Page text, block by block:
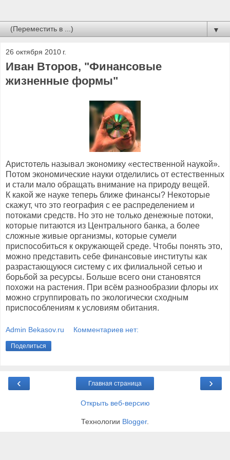
▼
26 октября 2010 г.
Иван Второв, "Финансовые
жизненные формы"
Аристотель называл экономику «естественной наукой».
Потом экономические науки отделились от естественных
и стали мало обращать внимание на природу вещей.
К какой же науке теперь ближе финансы? Некоторые
скажут, что это география с ее распределением и
потоками средств. Но это не только денежные потоки,
которые питаются из Центрального банка, а более
сложные живые организмы, которые сумели
приспособиться к окружающей среде. Чтобы понять это,
можно представить себе финансовые институты как
разрастающуюся систему с их филиальной сетью и
борьбой за ресурсы. Больше всего они становятся
похожи на растения. При всём разнообразии флоры их
можно сгруппировать по экологически сходным
приспособлениям к условиям обитания.
Admin Bekasov.ru Комментариев нет:
Поделиться
‹ ›
Главная страница
Открыть веб-версию
Технологии Blogger.